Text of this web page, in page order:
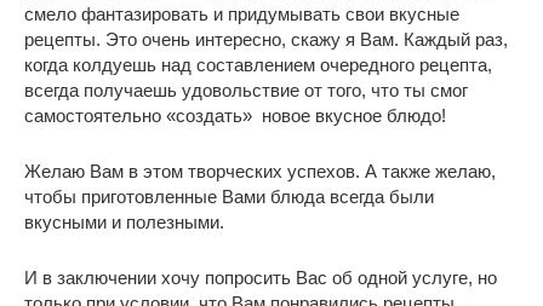
смело фантазировать и придумывать свои вкусные
рецепты. Это очень интересно, скажу я Вам. Каждый раз,
когда колдуешь над составлением очередного рецепта,
всегда получаешь удовольствие от того, что ты смог
самостоятельно «создать» новое вкусное блюдо!
Желаю Вам в этом творческих успехов. А также желаю,
чтобы приготовленные Вами блюда всегда были
вкусными и полезными.
И в заключении хочу попросить Вас об одной услуге, но